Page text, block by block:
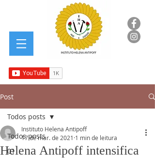
Post
Todos posts
01
Todos posts
Helena Antipoff intensifica
Instituto Helena Antipoff
17 de mar. de 2021 1 min de leitura